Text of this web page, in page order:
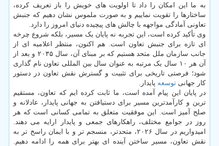
به ما این امکان را داد تا اولویت های خویش را باز تعریف کرده،
ساختارها را تقویت نماییم و به صورت ملموس نشان دهیم که جنبش
تعاونی آمادگی مواجهه با چالش های پیچیده دنیای امروز را دارد.
وی تأکید کرده است، این تجربه نه پایان یک مسیر، بلکه شروع چرخه
ای تازه برای جنبش تعاون است. هم اکنون، منتظر اعلامیه ای از
جانب سازمان ملل متحد هستیم که بر مبنای آن، سال ۲۰۳۵ و بعد از
آن هر ۱۰ سال یک مرتبه به عنوان سال بین المللی تعاون نام گذاری
شود؛ فرصتی تاریخی برای تثبیت و گسترش نقش تعاون در دستور
کار جهانی توسعه پایدار.
در پایان این پیام آمده است، ما ثابت کرده ایم که تعاون، مستقیم
ترین و کارآمدترین مسیر برای دستیافتن به جهانی پایدار، عادلانه و
صلح آمیز است. این موفقیت متعلق به تمامی کسانی است که هر
روز در جوامع مختلف، راهکارهای جمعی و پایدار ارایه می دهند.
امیدواریم در سال ۲۰۲۶، متحدتر، منسجم تر و با ایمان راسخ تر به
نقش تعاون، مسیر ساختن آینده ای بهتر برای همه را ادامه دهیم.